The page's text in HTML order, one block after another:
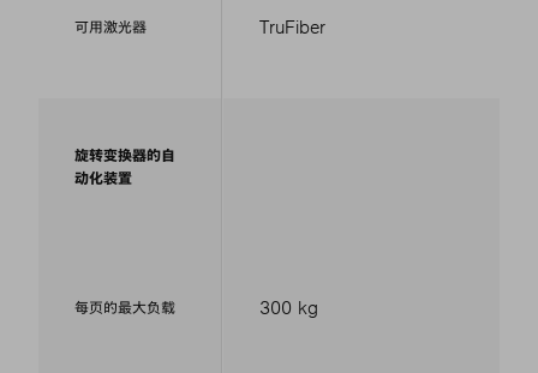
可用激光器
旋转变换器的自
动化装置
每页的最大负载
TruFiber
300 kg